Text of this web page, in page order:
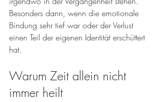
Besonders dann, wenn die emotionale
Bindung sehr tief war oder der Verlust
einen Teil der eigenen Identität erschüttert
hat.
Warum Zeit allein nicht
immer heilt